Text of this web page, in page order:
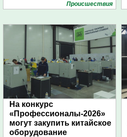
Проиcшествия
На конкурс
«Профессионалы-2026»
могут закупить китайское
оборудование